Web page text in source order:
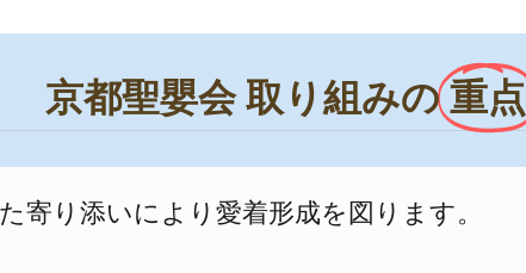
京都聖嬰会 取り組みの 重点
寄り添いにより愛着形成を図ります。